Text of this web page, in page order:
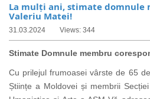
La mulți ani, stimate domnule
Valeriu Matei!
31.03.2024 Views: 344
Stimate Domnule membru
Cu prilejul frumoasei vârste de 65
Științe a Moldovei și membrii